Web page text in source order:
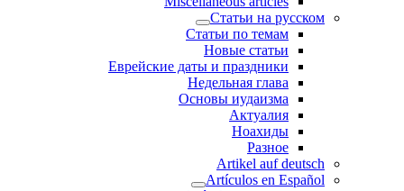
Статьи на русском
Статьи по темам
Новые статьи
Еврейские даты и праздники
Недельная глава
Основы иудаизма
Актуалия
Ноахиды
Разное
Artikel auf deutsch
Artículos en Español